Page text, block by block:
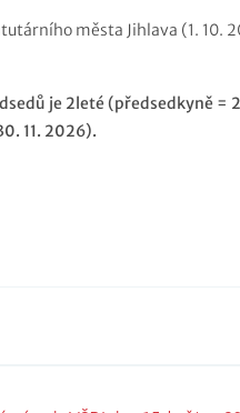
města Jihlava (1. 10.
je 2leté (předsedkyně =
11. 2026).